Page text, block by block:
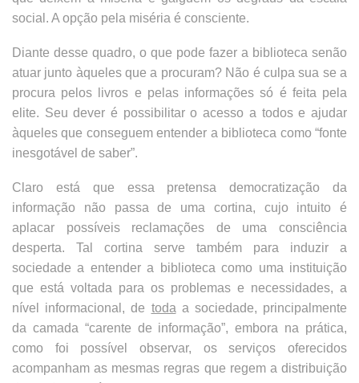
social. A opção pela miséria é consciente.
Diante desse quadro, o que pode fazer a biblioteca senão
atuar junto àqueles que a procuram? Não é culpa sua se a
procura pelos livros e pelas informações só é feita pela
elite. Seu dever é possibilitar o acesso a todos e ajudar
àqueles que conseguem entender a biblioteca como “fonte
inesgotável de saber”.
Claro está que essa pretensa democratização da
informação não passa de uma cortina, cujo intuito é
aplacar possíveis reclamações de uma consciência
desperta. Tal cortina serve também para induzir a
sociedade a entender a biblioteca como uma instituição
que está voltada para os problemas e necessidades, a
nível informacional, de toda a sociedade, principalmente
da camada “carente de informação”, embora na prática,
como foi possível observar, os serviços oferecidos
acompanham as mesmas regras que regem a distribuição